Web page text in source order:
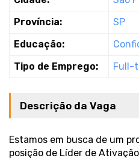
Província:
SP
Educação:
Tipo de Emprego:
Full-
Descrição da Vaga
Estamos em busca de um
posição de Líder de